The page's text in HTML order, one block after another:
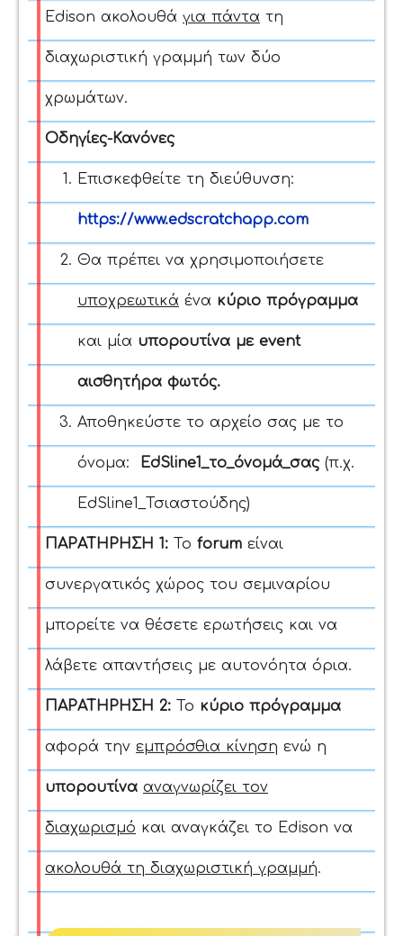
Edison ακολουθά για πάντα τη
διαχωριστική γραμμή των δύο
χρωμάτων.
Οδηγίες-Κανόνες
Επισκεφθείτε τη διεύθυνση:
https://www.edscratchapp.com
Θα πρέπει να χρησιμοποιήσετε
υποχρεωτικά ένα κύριο πρόγραμμα
και μία υπορουτίνα με event
αισθητήρα φωτός.
Αποθηκεύστε το αρχείο σας με το
όνομα: EdSline1_το_όνομά_σας (π.χ.
EdSline1_Τσιαστούδης)
ΠΑΡΑΤΗΡΗΣΗ 1: Το forum είναι
συνεργατικός χώρος του σεμιναρίου
μπορείτε να θέσετε ερωτήσεις και να
λάβετε απαντήσεις με αυτονόητα όρια.
ΠΑΡΑΤΗΡΗΣΗ 2: Το κύριο πρόγραμμα
αφορά την εμπρόσθια κίνηση ενώ η
υπορουτίνα αναγνωρίζει τον
διαχωρισμό και αναγκάζει το Edison να
ακολουθά τη διαχωριστική γραμμή.